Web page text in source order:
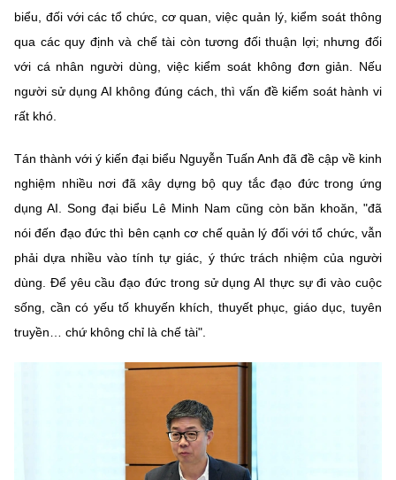
biểu, đối với các tổ chức, cơ quan, việc quản lý, kiểm soát thông
qua các quy định và chế tài còn tương đối thuận lợi; nhưng đối
với cá nhân người dùng, việc kiểm soát không đơn giản. Nếu
người sử dụng AI không đúng cách, thì vấn đề kiểm soát hành vi
rất khó.
Tán thành với ý kiến đại biểu Nguyễn Tuấn Anh đã đề cập về kinh
nghiệm nhiều nơi đã xây dựng bộ quy tắc đạo đức trong ứng
dụng AI. Song đại biểu Lê Minh Nam cũng còn băn khoăn, "đã
nói đến đạo đức thì bên cạnh cơ chế quản lý đối với tổ chức, vẫn
phải dựa nhiều vào tính tự giác, ý thức trách nhiệm của người
dùng. Để yêu cầu đạo đức trong sử dụng AI thực sự đi vào cuộc
sống, cần có yếu tố khuyến khích, thuyết phục, giáo dục, tuyên
truyền… chứ không chỉ là chế tài".